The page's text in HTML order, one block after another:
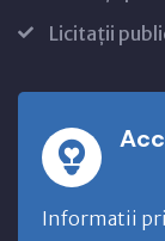
Licitații
Informatii